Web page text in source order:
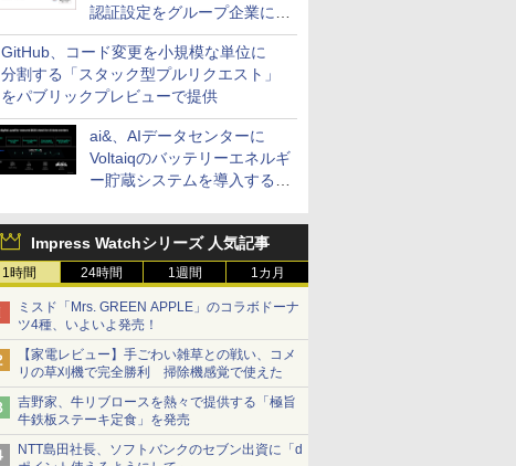
認証設定をグループ企業に展
開できる新機能を提供
GitHub、コード変更を小規模な単位に
分割する「スタック型プルリクエスト」
をパブリックプレビューで提供
ai&、AIデータセンターに
Voltaiqのバッテリーエネルギ
ー貯蔵システムを導入する計
Impress Watchシリーズ 人気記事
1時間 24時間 1週間 1カ月
ミスド「Mrs. GREEN APPLE」のコラボドーナ
ツ4種、いよいよ発売！
【家電レビュー】手ごわい雑草との戦い、コメ
リの草刈機で完全勝利 掃除機感覚で使えた
吉野家、牛リブロースを熱々で提供する「極旨
牛鉄板ステーキ定食」を発売
NTT島田社長、ソフトバンクのセブン出資に「d